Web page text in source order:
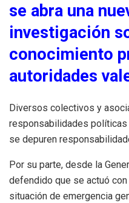
se abra una
investigación
conocimiento
autoridades
Diversos colectivos y
responsabilidades políticas
se depuren
Por su parte, desde la
defendido que se actuó
situación de emergencia